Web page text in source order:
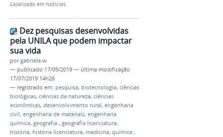
Localizado em Notícias
Dez pesquisas desenvolvidas
pela UNILA que podem impactar
sua vida
porgabriela.w
— publicado 17/05/2019 — última modificação
17/07/2019 14h26
— registrado em: pesquisa, biotecnologia, ciências
biológicas, ciências da natureza, ciências
econômicas, desenvolvimento rural, engenharia
civil, engenharia de materiais, engenharia
química, geografia , geografia licenciatura,
história, história licenciatura, medicina, química ,